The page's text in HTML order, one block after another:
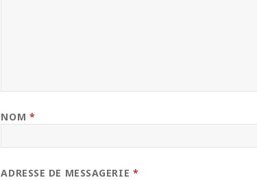
NOM *
ADRESSE DE MESSAGERIE *